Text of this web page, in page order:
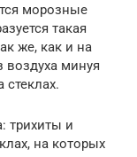
морозные
такая
же, как и на
воздуха минуя
стеклах.
трихиты и
на которых